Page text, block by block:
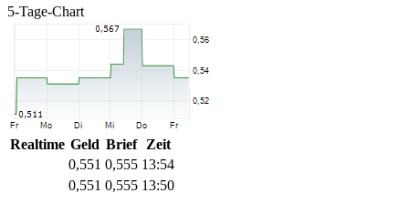
5-Tage-Chart
Realtime Geld Brief
Zeit
0,551 0,555 13:54
0,551 0,555 13:50